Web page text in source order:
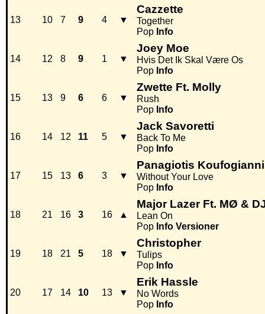
13 10 7 9 4 ▼
Cazzette
Together
Pop Info
14 12 8 9 1 ▼
Joey Moe
Hvis Det Ik Skal Være Os
Pop Info
15 13 9 6 6 ▼
Zwette Ft. Molly
Rush
Pop Info
16 14 12 11 5 ▼
Jack Savoretti
Back To Me
Pop Info
17 15 13 6 3 ▼
Panagiotis
Without Your Love
Pop Info
18 21 16 3 16 ▲
Major Lazer Ft. MØ &
Lean On
Pop Info Versioner
19 18 21 5 18 ▼
Christopher
Tulips
Pop Info
20 17 14 10 13 ▼
Erik Hassle
No Words
Pop Info